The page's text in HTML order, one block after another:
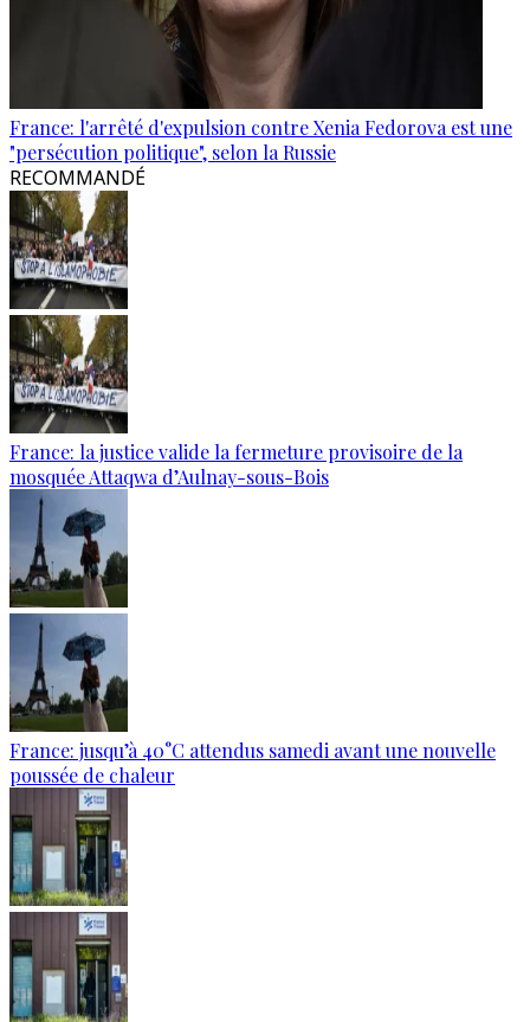
France: l'arrêté d'expulsion contre Xenia Fedorova est une
"persécution politique", selon la Russie
RECOMMANDÉ
France: la justice valide la fermeture provisoire de la
mosquée Attaqwa d’Aulnay-sous-Bois
France: jusqu’à 40°C attendus samedi avant une nouvelle
poussée de chaleur